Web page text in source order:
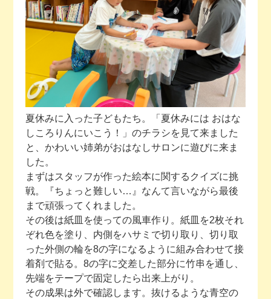
活動場所のご案内
ファンクラブのご案内
お問い合わせ
夏休みに入った子どもたち。「夏休みには おはな
しころりんにいこう！」のチラシを見て来ました
と、かわいい姉弟がおはなしサロンに遊びに来ま
した。
まずはスタッフが作った絵本に関するクイズに挑
戦。『ちょっと難しい…』なんて言いながら最後
まで頑張ってくれました。
その後は紙皿を使っての風車作り。紙皿を2枚それ
ぞれ色を塗り、内側をハサミで切り取り、切り取
った外側の輪を8の字になるように組み合わせて接
着剤で貼る。8の字に交差した部分に竹串を通し、
先端をテープで固定したら出来上がり。
その成果は外で確認します。抜けるような青空の